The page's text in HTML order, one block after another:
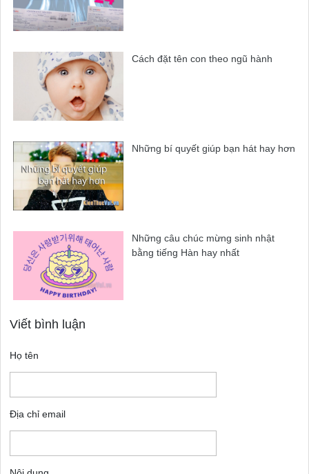
Cách đặt tên con theo ngũ hành
Những bí quyết giúp bạn hát hay hơn
Những câu chúc mừng sinh nhật
bằng tiếng Hàn hay nhất
Viết bình luận
Họ tên
Địa chỉ email